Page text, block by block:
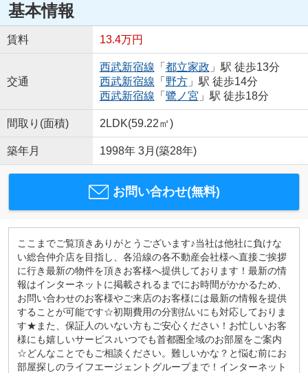
基本情報
賃料 13.4万円
交通
西武新宿線 「 都立家政 」駅 徒歩13分
西武新宿線 「 野方」駅 徒歩14分
西武新宿線 「 鷺ノ宮 」駅 徒歩18分
間取り(面積) 2LDK(59.22㎡)
築年月 1998年 3月(築28年)
お問い合わせ(無料)
ここまでご覧頂きありがとうございます♪当社は他社に負けな
い総合仲介店を目指し、各沿線の各不動産会社様へ直接ご挨拶
に行き最新の物件を頂きお客様へ提供しております！最新の情
報はインターネットに掲載されるまでにお時間がかかるため、
お問い合わせのお客様やご来店のお客様には最新の情報を提供
することが可能です☆初期費用の分割払いにも対応しておりま
す★また、保証人のいない方もご安心ください！お忙しいお客
様にも嬉しいサービス♪いつでも首都圏全域のお部屋をご案内
☆どんなことでもご相談ください。難しいかな？と悩む前にお
部屋探しのライフエージェントグループまで！インターネット